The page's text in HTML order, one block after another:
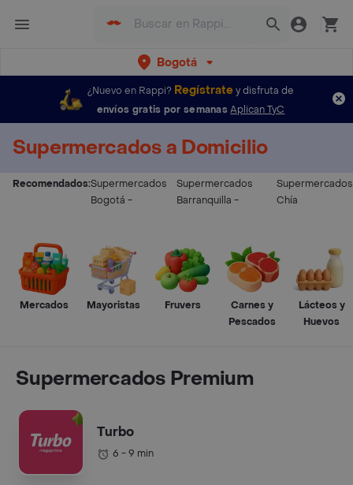
Bogotá
¿Nuevo en Rappi? Regístratey disfruta de
envíos gratis por semanas Aplican TyC
Supermercados a Domicilio
Recomendados:Supermercados
Bogotá -
Supermercados
Barranquilla -
Supermercados
Chía
Mercados Mayoristas Fruvers
Carnes y
Pescados
Lácteos y
Huevos
Supermercados Premium
Turbo
6 - 9 min